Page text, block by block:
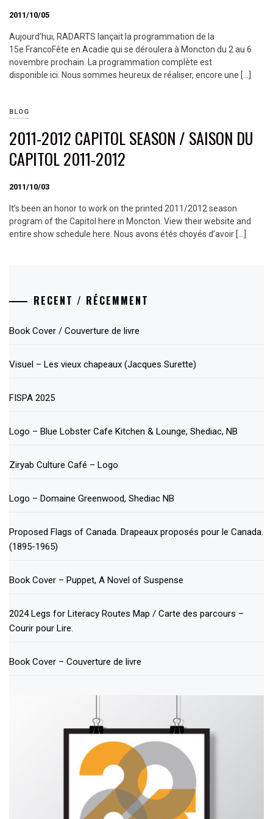
2011/10/05
Aujourd’hui, RADARTS lançait la programmation de la
15e FrancoFête en Acadie qui se déroulera à Moncton du 2 au 6
novembre prochain. La programmation complète est
disponible ici. Nous sommes heureux de réaliser, encore une […]
BLOG
2011-2012 CAPITOL SEASON / SAISON DU
CAPITOL 2011-2012
2011/10/03
It’s been an honor to work on the printed 2011/2012 season
program of the Capitol here in Moncton. View their website and
entire show schedule here. Nous avons étés choyés d’avoir […]
RECENT / RÉCEMMENT
Book Cover / Couverture de livre
Visuel – Les vieux chapeaux (Jacques Surette)
FISPA 2025
Logo – Blue Lobster Cafe Kitchen & Lounge, Shediac, NB
Ziryab Culture Café – Logo
Logo – Domaine Greenwood, Shediac NB
Proposed Flags of Canada. Drapeaux proposés pour le Canada.
(1895-1965)
Book Cover – Puppet, A Novel of Suspense
2024 Legs for Literacy Routes Map / Carte des parcours –
Courir pour Lire.
Book Cover – Couverture de livre